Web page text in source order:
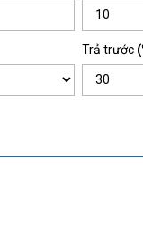
Trả trước